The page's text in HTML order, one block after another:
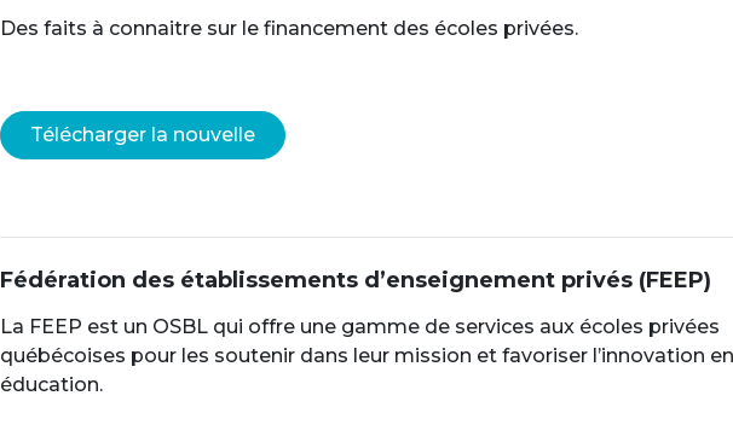
Des faits à connaitre sur le financement des écoles privées.
Télécharger la nouvelle
Fédération des établissements d’enseignement privés (FEEP)
La FEEP est un OSBL qui offre une gamme de services aux écoles privées
québécoises pour les soutenir dans leur mission et favoriser l’innovation en
éducation.